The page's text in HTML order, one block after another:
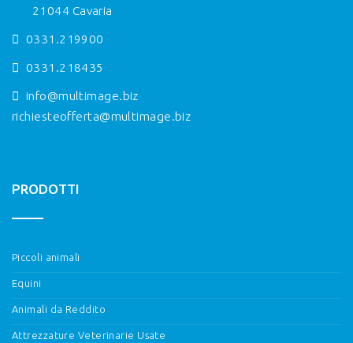
21044 Cavaria
0331.219900
0331.218435
info@multimage.biz
richiesteofferta@multimage.biz
PRODOTTI
Piccoli animali
Equini
Animali da Reddito
Attrezzature Veterinarie Usate